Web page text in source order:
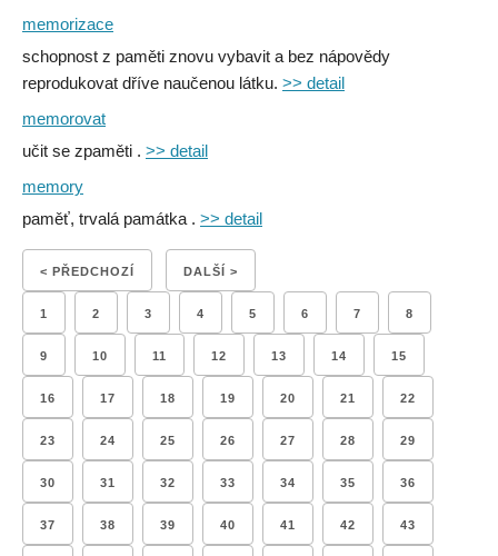
memorizace
schopnost z paměti znovu vybavit a bez nápovědy
reprodukovat dříve naučenou látku. >> detail
memorovat
učit se zpaměti . >> detail
memory
paměť, trvalá památka . >> detail
< PŘEDCHOZÍ DALŠÍ >
1 2 3 4 5 6 7 8
9 10 11 12 13 14 15
16 17 18 19 20 21 22
23 24 25 26 27 28 29
30 31 32 33 34 35 36
37 38 39 40 41 42 43